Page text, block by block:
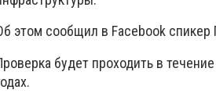
этом сообщил в Facebook
будет проходить в